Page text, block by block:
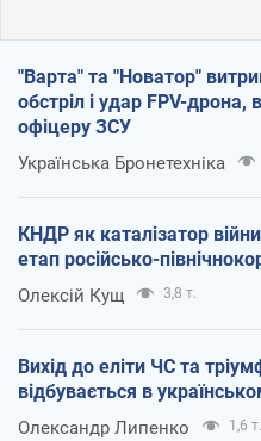
"Варта" та "Новатор"
обстріл і удар FPV-
офіцеру ЗСУ
Українська Бронетехніка
КНДР як каталізатор
етап російсько-
Олексій Кущ 3,8 т.
Вихід до еліти ЧС та
відбувається в
Олександр Липенко 1,6 т.